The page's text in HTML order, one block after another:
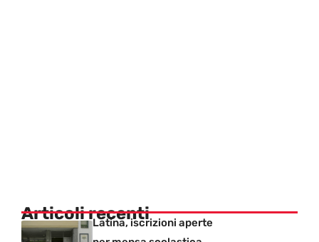
Articoli recentiLatina, iscrizioni aperte